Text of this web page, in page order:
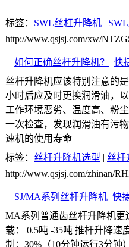
标签： SWL丝杠升降机 |
http://www.qsjsj.com/xw/
如何正确丝杆升降机？
快
丝杆升降机应该特别注意的
小时后应及时更换润滑油，
工作环境恶劣、温度高、粉
一次检查，发现润滑油有污
速机的使用寿命
标签： 丝杆升降机选型 | 丝杆
http://www.qsjsj.com/zhinan/
SJ/MA系列丝杆升降机 快
MA系列普通齿丝杆升降机
载： 0.5吨 -35吨 推杆升降速
制：30%（10分钟运行3分钟